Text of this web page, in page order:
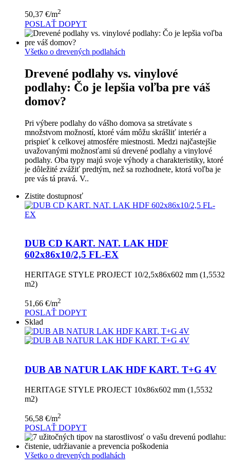
50,37 €/m2
POSLAŤ DOPYT
Všetko o drevených podlahách
Drevené podlahy vs. vinylové
podlahy: Čo je lepšia voľba pre váš
domov?
Pri výbere podlahy do vášho domova sa stretávate s
množstvom možností, ktoré vám môžu skrášliť interiér a
prispieť k celkovej atmosfére miestnosti. Medzi najčastejšie
uvažovanými možnosťami sú drevené podlahy a vinylové
podlahy. Oba typy majú svoje výhody a charakteristiky, ktoré
je dôležité zvážiť predtým, než sa rozhodnete, ktorá voľba je
pre vás tá pravá. V..
Zistite dostupnosť
DUB CD KART. NAT. LAK HDF
602x86x10/2,5 FL-EX
HERITAGE STYLE PROJECT 10/2,5x86x602 mm (1,5532
m2)
51,66 €/m2
POSLAŤ DOPYT
Sklad
DUB AB NATUR LAK HDF KART. T+G 4V
HERITAGE STYLE PROJECT 10x86x602 mm (1,5532
m2)
56,58 €/m2
POSLAŤ DOPYT
Všetko o drevených podlahách